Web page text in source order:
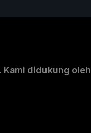
Kami didukung oleh